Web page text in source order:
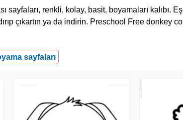
renkli, kolay, basit, boyamaları kalıbı.
çıkartın ya da indirin. Preschool Free donkey
sayfaları